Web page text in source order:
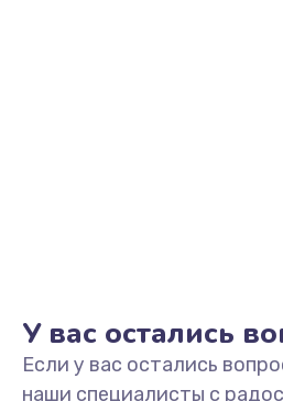
У вас остались
Если у вас остались
наши специалисты с